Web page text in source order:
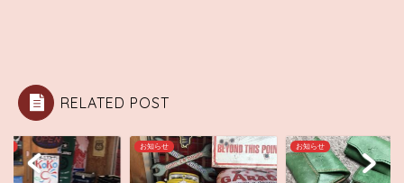
RELATED POST
お知らせ お知らせ